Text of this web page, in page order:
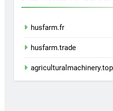
husfarm.fr
husfarm.trade
agriculturalmachinery.top